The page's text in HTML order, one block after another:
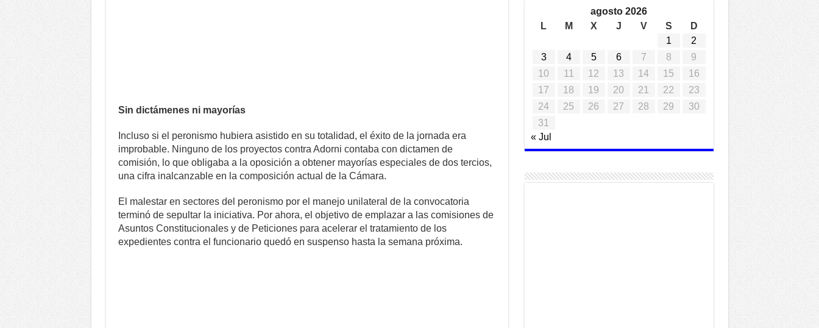
Sin dictámenes ni mayorías
Incluso si el peronismo hubiera asistido en su totalidad, el éxito de la jornada era
improbable. Ninguno de los proyectos contra Adorni contaba con dictamen de
comisión, lo que obligaba a la oposición a obtener mayorías especiales de dos tercios,
una cifra inalcanzable en la composición actual de la Cámara.
El malestar en sectores del peronismo por el manejo unilateral de la convocatoria
terminó de sepultar la iniciativa. Por ahora, el objetivo de emplazar a las comisiones de
Asuntos Constitucionales y de Peticiones para acelerar el tratamiento de los
expedientes contra el funcionario quedó en suspenso hasta la semana próxima.
agosto 2026
L
M X J V S
D
1
2
3
4 5 6 7 8
9
10
11 12 13 14 15
16
17
18 19 20 21 22
23
24
25 26 27 28 29
30
31
« Jul